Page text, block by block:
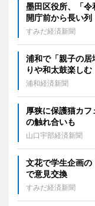
墨田区役所、「
開庁前から長い列
すみだ経済新聞
浦和で「親子の
りや和太鼓楽しむ
浦和経済新聞
厚狭に保護猫カ
の触れ合いも
山口宇部経済新聞
文花で学生企画
で意見交換
すみだ経済新聞